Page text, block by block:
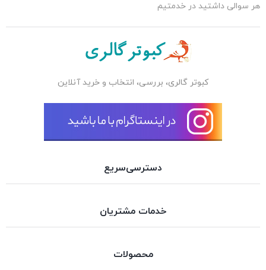
هر سوالی داشتید در خدمتیم
کبوتر گالری، بررسی، انتخاب و خرید آنلاین
دسترسی‌سریع
خدمات مشتریان
محصولات